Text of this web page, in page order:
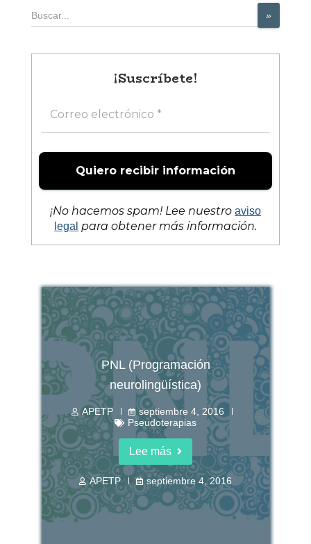
Buscar »
¡Suscríbete!
¡No hacemos spam! Lee nuestro aviso
legal para obtener más información.
PNL (Programación
neurolingüística)
APETP
septiembre 4, 2016
Pseudoterapias
Lee más
APETP septiembre 4, 2016